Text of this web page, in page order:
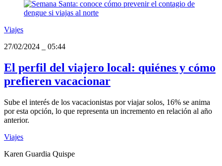
Viajes
27/02/2024
05:44
El perfil del viajero local: quiénes y cómo
prefieren vacacionar
Sube el interés de los vacacionistas por viajar solos, 16% se anima
por esta opción, lo que representa un incremento en relación al año
anterior.
Viajes
Karen Guardia Quispe